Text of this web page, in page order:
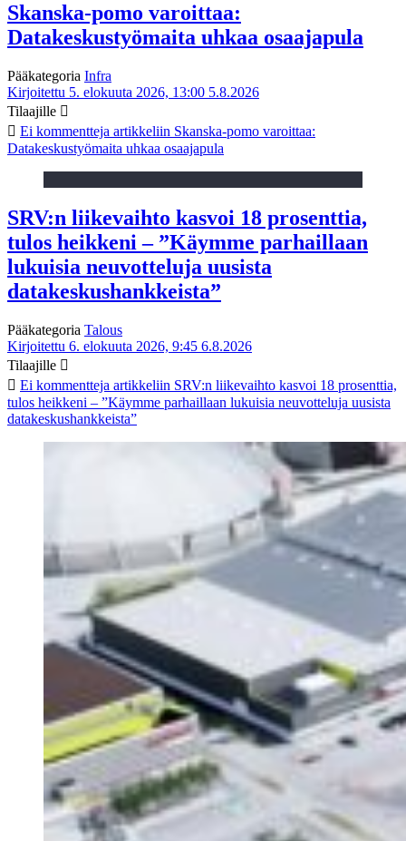
Skanska-pomo varoittaa:
Datakeskustyömaita uhkaa osaajapula
Pääkategoria Infra
Kirjoitettu 5. elokuuta 2026, 13:00 5.8.2026
Tilaajille
Ei kommentteja artikkeliin Skanska-pomo varoittaa:
Datakeskustyömaita uhkaa osaajapula
SRV:n liikevaihto kasvoi 18 prosenttia,
tulos heikkeni – ”Käymme parhaillaan
lukuisia neuvotteluja uusista
datakeskushankkeista”
Pääkategoria Talous
Kirjoitettu 6. elokuuta 2026, 9:45 6.8.2026
Tilaajille
Ei kommentteja artikkeliin SRV:n liikevaihto kasvoi 18 prosenttia,
tulos heikkeni – ”Käymme parhaillaan lukuisia neuvotteluja uusista
datakeskushankkeista”